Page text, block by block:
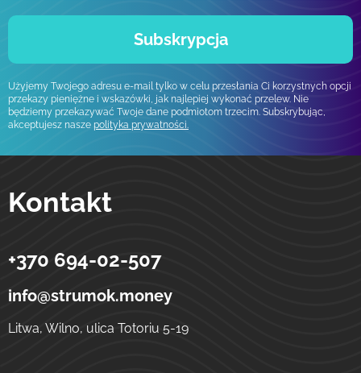
Subskrypcja
Użyjemy Twojego adresu e-mail tylko w celu przesłania Ci korzystnych opcji
przekazy pieniężne i wskazówki, jak najlepiej wykonać przelew. Nie
będziemy przekazywać Twoje dane podmiotom trzecim. Subskrybując,
akceptujesz nasze polityka prywatności.
Kontakt
Strumok
Przelewy na Ukrainę
ulica Totoriu, 5-19
+370 694-02-507
info@strumok.money
Litwa, Wilno, ulica Totoriu 5-19